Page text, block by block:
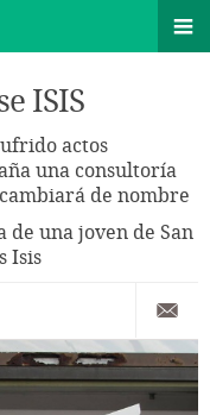
ISIS
actos
una consultoría
de nombre
de una joven de San
Isis